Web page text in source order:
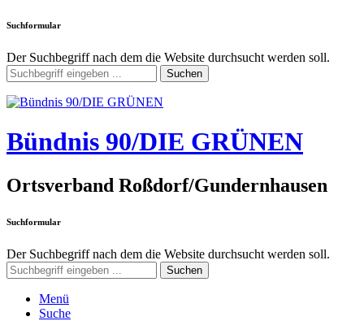
Suchformular
Der Suchbegriff nach dem die Website durchsucht werden soll.
Suchen
Bündnis 90/DIE GRÜNEN
Ortsverband Roßdorf/Gundernhausen
Suchformular
Der Suchbegriff nach dem die Website durchsucht werden soll.
Suchen
Menü
Suche